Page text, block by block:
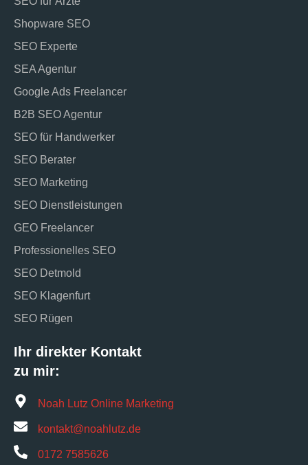
Shopware SEO
SEO Experte
SEA Agentur
Google Ads Freelancer
B2B SEO Agentur
SEO für Handwerker
SEO Berater
SEO Marketing
SEO Dienstleistungen
GEO Freelancer
Professionelles SEO
SEO Detmold
SEO Klagenfurt
SEO Rügen
Ihr direkter Kontakt
zu mir:
Noah Lutz Online Marketing
kontakt@noahlutz.de
0172 7585626